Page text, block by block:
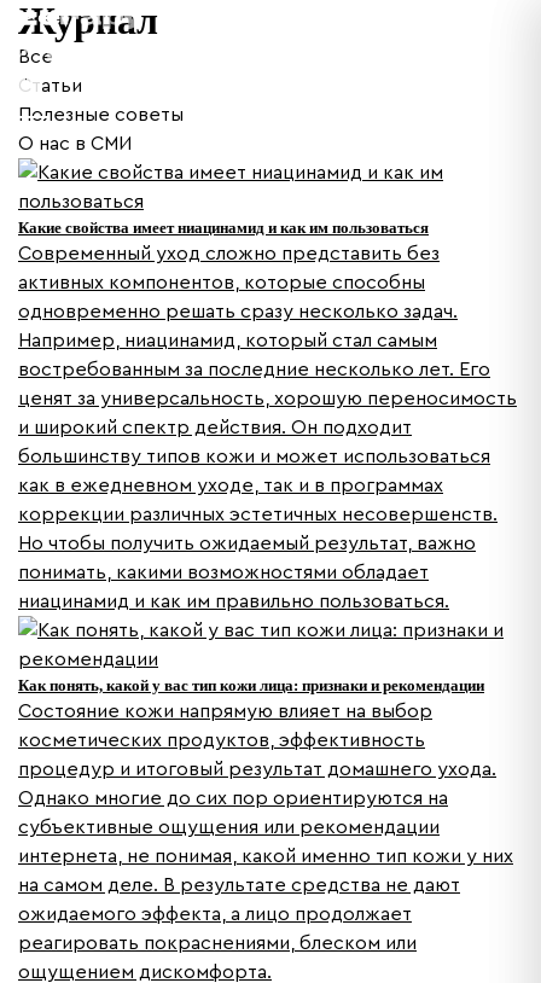
Журнал
Все
Статьи
Полезные советы
О нас в СМИ
Какие свойства имеет ниацинамид и как им пользоваться
Современный уход сложно представить без
активных компонентов, которые способны
одновременно решать сразу несколько задач.
Например, ниацинамид, который стал самым
востребованным за последние несколько лет. Его
ценят за универсальность, хорошую переносимость
и широкий спектр действия. Он подходит
большинству типов кожи и может использоваться
как в ежедневном уходе, так и в программах
коррекции различных эстетичных несовершенств.
Но чтобы получить ожидаемый результат, важно
понимать, какими возможностями обладает
ниацинамид и как им правильно пользоваться.
Как понять, какой у вас тип кожи лица: признаки и рекомендации
Состояние кожи напрямую влияет на выбор
косметических продуктов, эффективность
процедур и итоговый результат домашнего ухода.
Однако многие до сих пор ориентируются на
субъективные ощущения или рекомендации
интернета, не понимая, какой именно тип кожи у них
на самом деле. В результате средства не дают
ожидаемого эффекта, а лицо продолжает
реагировать покраснениями, блеском или
ощущением дискомфорта.